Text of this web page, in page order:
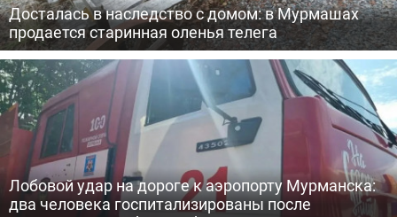
Досталась в наследство с домом: в Мурмашах
продается старинная оленья телега
Лобовой удар на дороге к аэропорту Мурманска:
два человека госпитализированы после